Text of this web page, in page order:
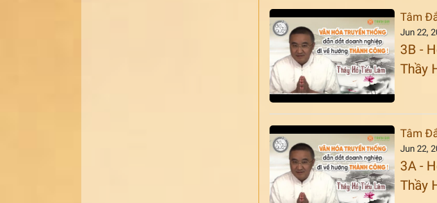
Tâm
Jun 22,
3B -
Thầy
Tâm
Jun 22,
3A -
Thầy